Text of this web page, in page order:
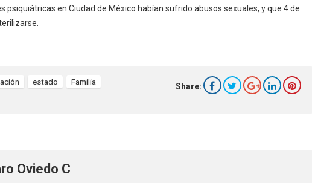
psiquiátricas en Ciudad de México habían sufrido abusos sexuales, y que 4 de
estado
Familia
Share:
Oviedo C